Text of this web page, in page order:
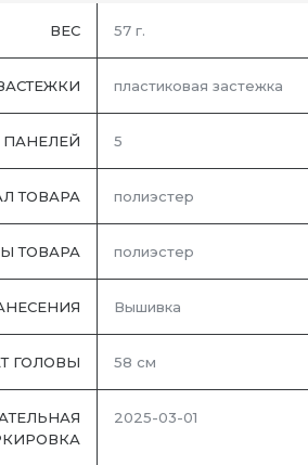
ВЕС 57 г.
пластиковая застежка
5
ТОВАРА полиэстер
ТОВАРА полиэстер
Вышивка
ГОЛОВЫ 58 см
2025-03-01